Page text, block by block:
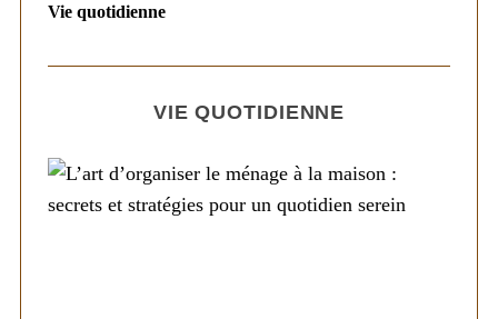
Vie quotidienne
VIE QUOTIDIENNE